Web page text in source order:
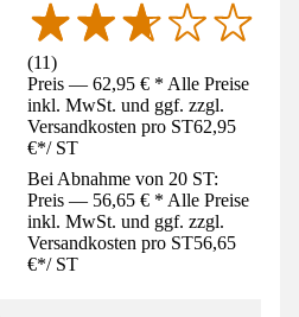
(11)
Preis — 62,95 € * Alle Preise
inkl. MwSt. und ggf. zzgl.
Versandkosten pro ST62,95
€*/ ST
Bei Abnahme von 20 ST:
Preis — 56,65 € * Alle Preise
inkl. MwSt. und ggf. zzgl.
Versandkosten pro ST56,65
€*/ ST